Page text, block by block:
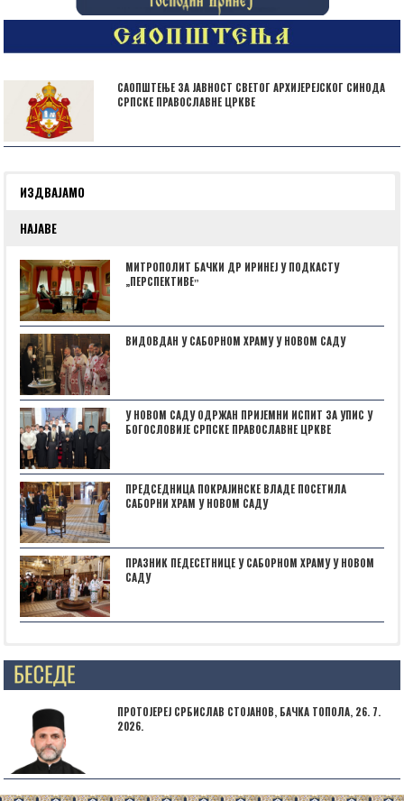
САОПШТЕЊЕ ЗА ЈАВНОСТ СВЕТОГ АРХИЈЕРЕЈСКОГ СИНОДА
СРПСКЕ ПРАВОСЛАВНЕ ЦРКВЕ
ИЗДВАЈАМО
НАЈАВЕ
МИТРОПОЛИТ БАЧКИ ДР ИРИНЕЈ У ПОДКАСТУ
„ПЕРСПЕКТИВЕˮ
ВИДОВДАН У САБОРНОМ ХРАМУ У НОВОМ САДУ
У НОВОМ САДУ ОДРЖАН ПРИЈЕМНИ ИСПИТ ЗА УПИС У
БОГОСЛОВИЈЕ СРПСКЕ ПРАВОСЛАВНЕ ЦРКВЕ
ПРЕДСЕДНИЦА ПОКРАЈИНСКЕ ВЛАДЕ ПОСЕТИЛА
САБОРНИ ХРАМ У НОВОМ САДУ
ПРАЗНИК ПЕДЕСЕТНИЦЕ У САБОРНОМ ХРАМУ У НОВОМ
САДУ
Posts not found
ПРОТОЈЕРЕЈ СРБИСЛАВ СТОЈАНОВ, БАЧКА ТОПОЛА, 26. 7.
2026.